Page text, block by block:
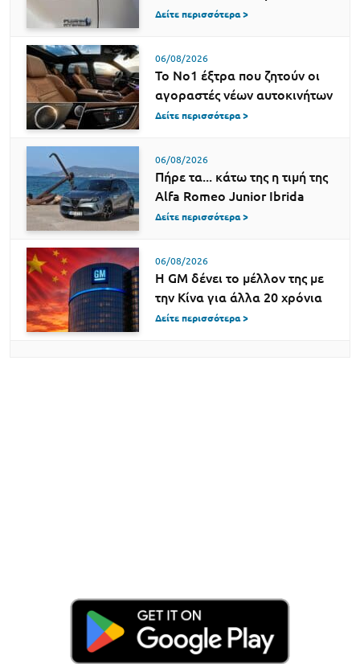
Δείτε περισσότερα >
06/08/2026
Το Νο1 έξτρα που ζητούν οι
αγοραστές νέων αυτοκινήτων
Δείτε περισσότερα >
06/08/2026
Πήρε τα... κάτω της η τιμή της
Alfa Romeo Junior Ibrida
Δείτε περισσότερα >
06/08/2026
Η GM δένει το μέλλον της με
την Κίνα για άλλα 20 χρόνια
Δείτε περισσότερα >